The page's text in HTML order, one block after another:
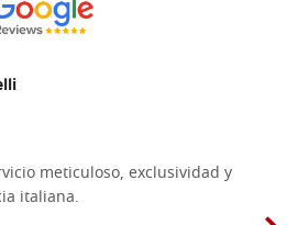
meticuloso, exclusividad y
italiana.